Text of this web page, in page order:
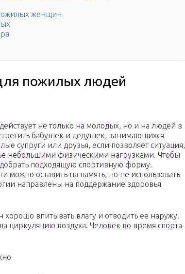
женщин
пожилых людей
не только на молодых, но и на людей в
бабушек и дедушек, занимающихся
супруги или друзья, если позволяет ситуация,
небольшими физическими нагрузками. Чтобы
подходящую спортивную форму.
оставить на память, но не использовать
направлены на поддержание здоровья
впитывать влагу и отводить ее наружу.
циркуляцию воздуха. Человек во время спорта